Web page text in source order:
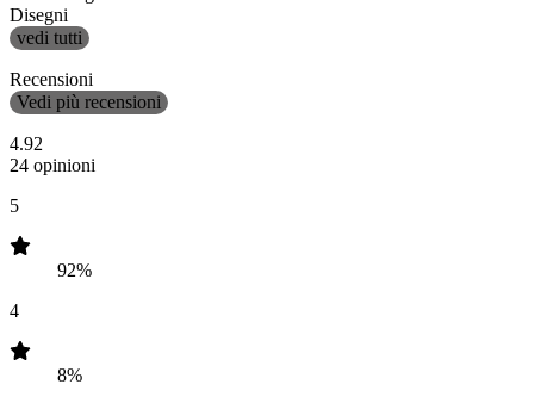
Disegni
vedi tutti
Recensioni
Vedi più recensioni
4.92
24 opinioni
5
92%
4
8%